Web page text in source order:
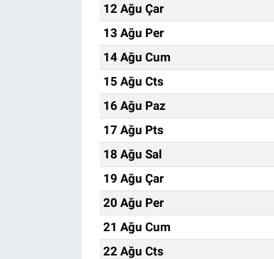
12 Ağu Çar
13 Ağu Per
14 Ağu Cum
15 Ağu Cts
16 Ağu Paz
17 Ağu Pts
18 Ağu Sal
19 Ağu Çar
20 Ağu Per
21 Ağu Cum
22 Ağu Cts